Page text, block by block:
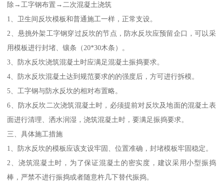
除→工字钢布置→二次混凝土浇筑
1、卫生间反坎模板和普通施工一样，正常支设。
2、悬挑外架工字钢穿过反坎的节点，防水反坎应预留企口，可以采
用模板进行封堵、镶条（20*30木条）。
3、防水反坎浇筑混凝土时应满足混凝土振捣要求。
4、防水反坎混凝土达到规范要求的的强度后，方可进行拆模。
5、工字钢与防水反坎的相对布置略。
6、防水反坎二次浇筑混凝土时，必须提前对反坎及地面的混凝土表
面进行清理、洒水润湿，浇筑混凝土时，要满足振捣要求。
三、具体施工措施
1、防水反坎的模板应该支设牢固、位置准确，封堵模板牢固稳定。
2、浇筑混凝土时，为了保证混凝土的密实度，建议采用小型振捣
棒，严禁不进行振捣或者随意杵几下替代振捣。